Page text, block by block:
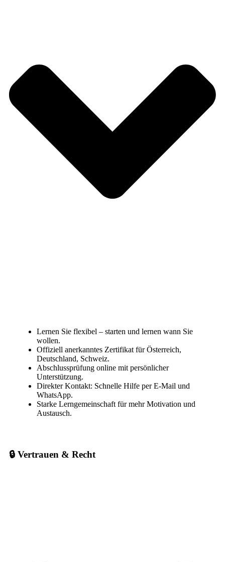
Lernen Sie flexibel – starten und lernen wann Sie
wollen.
Offiziell anerkanntes Zertifikat für Österreich,
Deutschland, Schweiz.
Abschlussprüfung online mit persönlicher
Unterstützung.
Direkter Kontakt: Schnelle Hilfe per E-Mail und
WhatsApp.
Starke Lerngemeinschaft für mehr Motivation und
Austausch.
🔒 Vertrauen & Recht